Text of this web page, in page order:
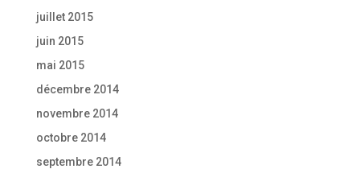
juillet 2015
juin 2015
mai 2015
décembre 2014
novembre 2014
octobre 2014
septembre 2014